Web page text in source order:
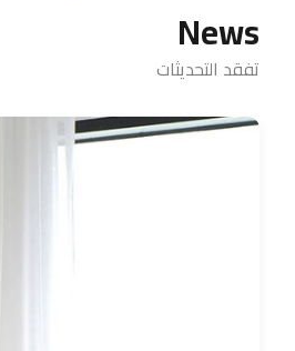
News
تفقد التحديثات